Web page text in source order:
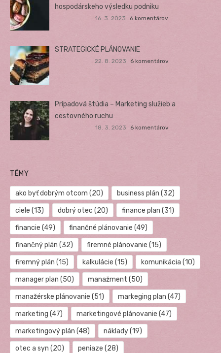
hospodárskeho výsledku podniku
16. 3. 2023 6 komentárov
STRATEGICKÉ PLÁNOVANIE
22. 8. 2023 6 komentárov
Prípadová štúdia – Marketing služieb a
cestovného ruchu
18. 3. 2023 6 komentárov
TÉMY
ako byť dobrým otcom (20) business plán (32)
ciele (13) dobrý otec (20) finance plan (31)
financie (49) finančné plánovanie (49)
finančný plán (32) firemné plánovanie (15)
firemný plán (15) kalkulácie (15) komunikácia (10)
manager plan (50) manažment (50)
manažérske plánovanie (51) markeging plan (47)
marketing (47) marketingové plánovanie (47)
marketingový plán (48) náklady(19)
otec a syn (20) peniaze (28)